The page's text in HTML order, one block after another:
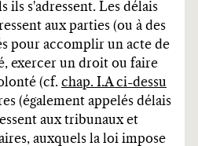
ils s'adressent. Les délais
aux parties (ou à des
pour accomplir un acte de
exercer un droit ou faire
(cf. chap. I.A ci-dessu
(également appelés délais
aux tribunaux et
auxquels la loi impose